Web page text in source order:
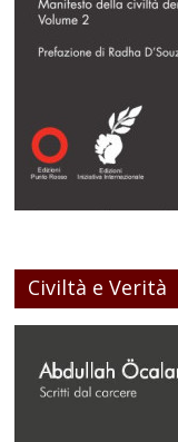
Civiltà e Verità